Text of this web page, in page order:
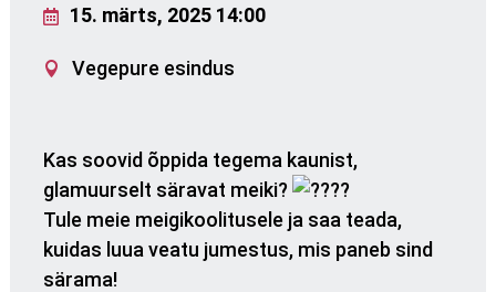
15. märts, 2025 14:00
Vegepure esindus
Kas soovid õppida tegema kaunist,
glamuurselt säravat meiki?
Tule meie meigikoolitusele ja saa teada,
kuidas luua veatu jumestus, mis paneb sind
särama!